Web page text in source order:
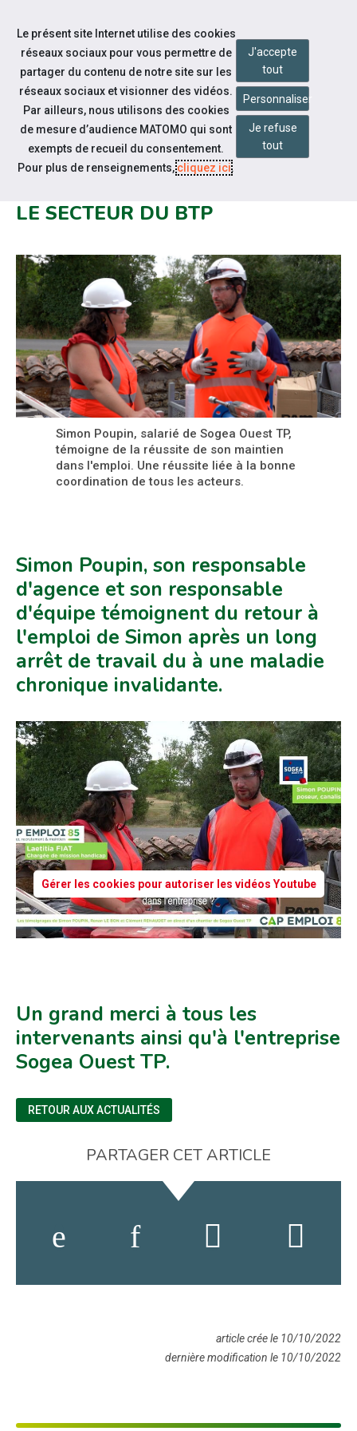
Aller au contenu
Notre actualité
VIDÉO : TÉMOIGNAGE D'UN
LE SECTEUR DU BTP
Simon Poupin, salarié de Sogea Ouest TP,
témoigne de la réussite de son maintien
dans l'emploi. Une réussite liée à la bonne
coordination de tous les acteurs.
Simon Poupin, son responsable
d'agence et son responsable
d'équipe témoignent du retour à
l'emploi de Simon après un long
arrêt de travail du à une maladie
chronique invalidante.
Gérer les cookies pour autoriser les vidéos Youtube
Un grand merci à tous les
intervenants ainsi qu'à l'entreprise
Sogea Ouest TP.
RETOUR AUX ACTUALITÉS
PARTAGER CET ARTICLE
article crée le 10/10/2022
dernière modification le 10/10/2022
Le présent site Internet utilise des cookies
réseaux sociaux pour vous permettre de
partager du contenu de notre site sur les
réseaux sociaux et visionner des vidéos.
Par ailleurs, nous utilisons des cookies
de mesure d’audience MATOMO qui sont
exempts de recueil du consentement.
Pour plus de renseignements,cliquez ici.
J'accepte
tout
Personnaliser
Je refuse
tout